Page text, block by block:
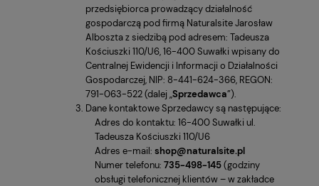
przedsiębiorca prowadzący działalność
gospodarczą pod firmą Naturalsite Jarosław
Alboszta z siedzibą pod adresem: Tadeusza
Kościuszki 110/U6, 16-400 Suwałki wpisany do
Centralnej Ewidencji i Informacji o Działalności
Gospodarczej, NIP: 8-441-624-366, REGON:
791-063-522 (dalej „Sprzedawca”).
Dane kontaktowe Sprzedawcy są następujące:
Adres do kontaktu: 16-400 Suwałki ul.
Tadeusza Kościuszki 110/U6
Adres e-mail: shop@naturalsite.pl
Numer telefonu: 735-498-145(godziny
obsługi telefonicznej klientów – w zakładce